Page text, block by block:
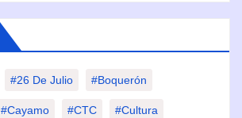
#26 De Julio #Boquerón
#Cayamo #CTC #Cultura